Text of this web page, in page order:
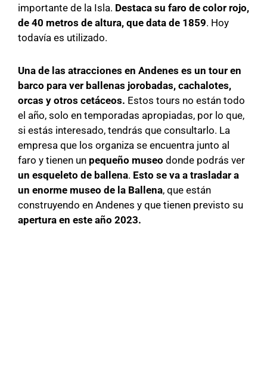
importante de la Isla. Destaca su faro de color rojo,
de 40 metros de altura, que data de 1859. Hoy
todavía es utilizado.
Una de las atracciones en Andenes es un tour en
barco para ver ballenas jorobadas, cachalotes,
orcas y otros cetáceos. Estos tours no están todo
el año, solo en temporadas apropiadas, por lo que,
si estás interesado, tendrás que consultarlo. La
empresa que los organiza se encuentra junto al
faro y tienen un pequeño museo donde podrás ver
un esqueleto de ballena. Esto se va a trasladar a
un enorme museo de la Ballena, que están
construyendo en Andenes y que tienen previsto su
apertura en este año 2023.